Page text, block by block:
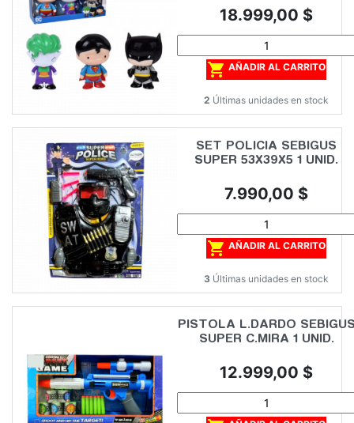
Precio
18.999,00 $
 AÑADIR AL CARRITO
2 Últimas unidades en stock
SET POLICIA SEBIGUS
SUPER 53X39X5 1 UNID.
Precio
7.990,00 $
 AÑADIR AL CARRITO
3 Últimas unidades en stock
PISTOLA L.DARDO
SUPER C.MIRA 1 UNID.
Precio
12.999,00 $